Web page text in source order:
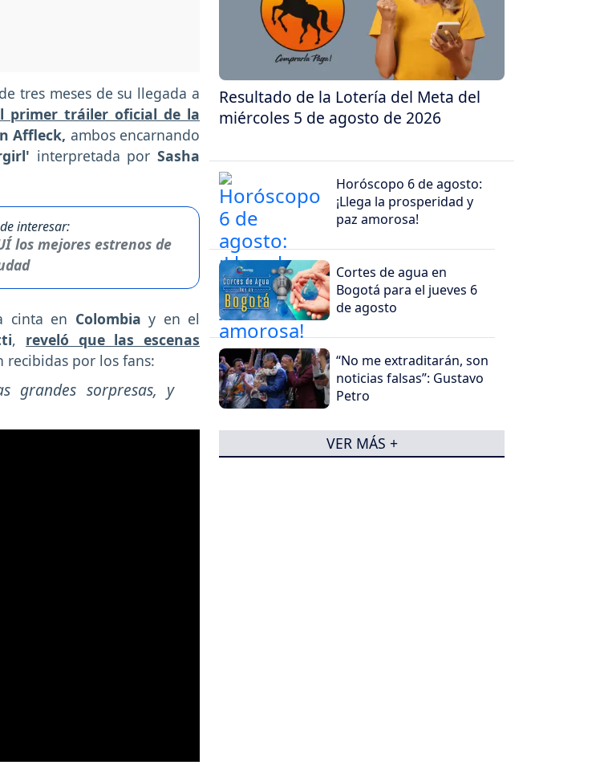
tres meses de su llegada a
primer tráiler oficial de la
Affleck, ambos encarnando
interpretada por Sasha
interesar:
los mejores estrenos de
cinta en Colombia y en el
, reveló que las escenas
recibidas por los fans:
grandes sorpresas, y
Resultado de la Lotería del Meta del
miércoles 5 de agosto de 2026
Horóscopo 6 de agosto:
¡Llega la prosperidad y
paz amorosa!
Cortes de agua en
Bogotá para el jueves 6
de agosto
“No me extraditarán, son
noticias falsas”: Gustavo
Petro
VER MÁS +